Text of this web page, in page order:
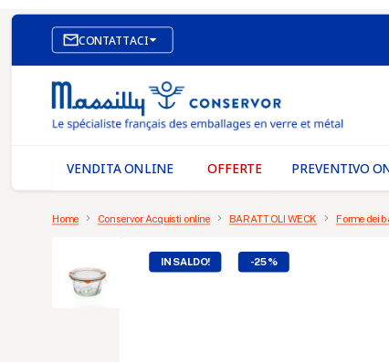
CONTATTACI
SITO WEB DI E-COMMERCE
I NOSTRI UFFICI
MASSILLY CONSERVOR
VENDITA ONLINE OFFERTE PREVENTIVO
Home Conservor Acquisti online BARATTOLI WECK Forme dei
IN SALDO! -25%